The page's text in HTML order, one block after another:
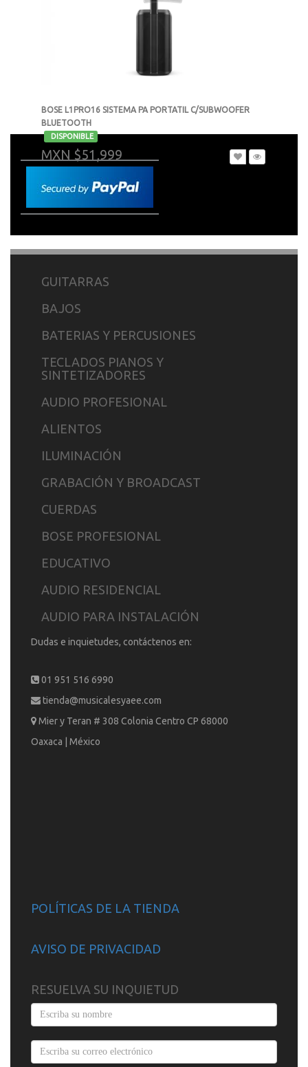
BOSE L1PRO16 SISTEMA PA PORTATIL C/SUBWOOFER
BLUETOOTH
-
DISPONIBLE
MXN $51,999
GUITARRAS
BAJOS
BATERIAS Y PERCUSIONES
TECLADOS PIANOS Y
SINTETIZADORES
AUDIO PROFESIONAL
ALIENTOS
ILUMINACIÓN
GRABACIÓN Y BROADCAST
CUERDAS
BOSE PROFESIONAL
EDUCATIVO
AUDIO RESIDENCIAL
AUDIO PARA INSTALACIÓN
Dudas e inquietudes, contáctenos en:
01 951 516 6990
tienda@musicalesyaee.com
Mier y Teran # 308 Colonia Centro CP 68000
Oaxaca | México
POLÍTICAS DE LA TIENDA
AVISO DE PRIVACIDAD
RESUELVA SU INQUIETUD